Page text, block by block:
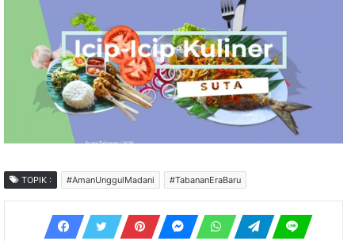
TOPIK : #AmanUnggulMadani #TabananEraBaru